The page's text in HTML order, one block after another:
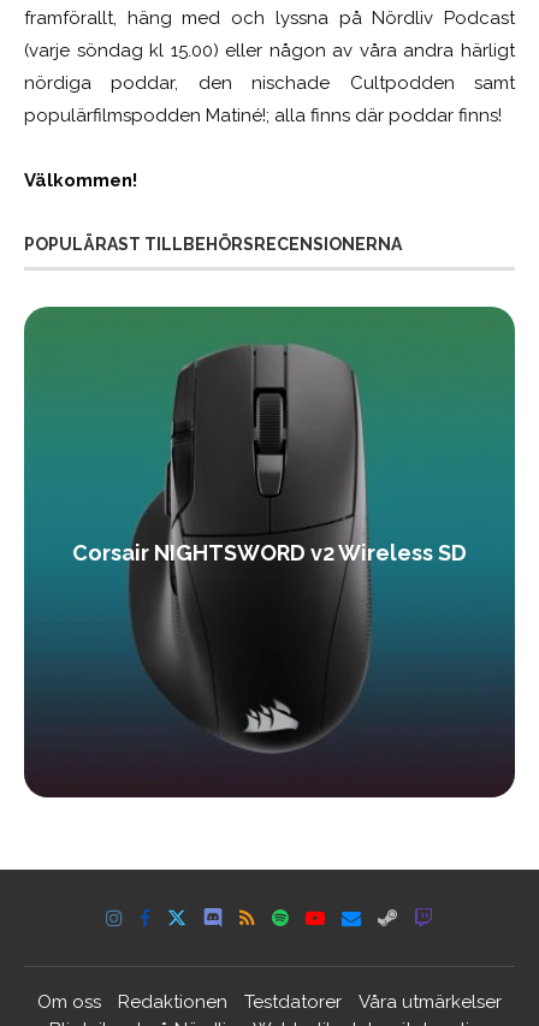
framförallt, häng med och lyssna på Nördliv Podcast
(varje söndag kl 15.00) eller någon av våra andra härligt
nördiga poddar, den nischade Cultpodden samt
populärfilmspodden Matiné!; alla finns där poddar finns!
Välkommen!
POPULÄRAST TILLBEHÖRSRECENSIONERNA
Corsair NIGHTSWORD v2 Wireless SD
Om oss Redaktionen Testdatorer
Våra utmärkelser